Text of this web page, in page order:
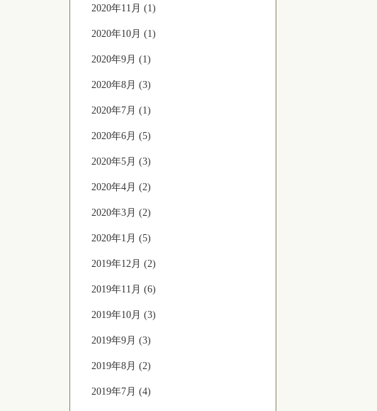
2020年11月 (1)
2020年10月 (1)
2020年9月 (1)
2020年8月 (3)
2020年7月 (1)
2020年6月 (5)
2020年5月 (3)
2020年4月 (2)
2020年3月 (2)
2020年1月 (5)
2019年12月 (2)
2019年11月 (6)
2019年10月 (3)
2019年9月 (3)
2019年8月 (2)
2019年7月 (4)